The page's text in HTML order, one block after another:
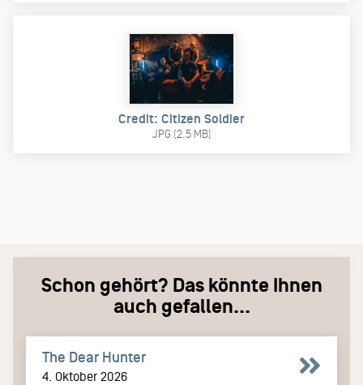
Credit: Citizen Soldier
JPG (2.5 MB)
Schon gehört? Das könnte Ihnen
auch gefallen...
The Dear Hunter
4. Oktober 2026